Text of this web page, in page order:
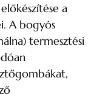
a
A bogyós
termesztési